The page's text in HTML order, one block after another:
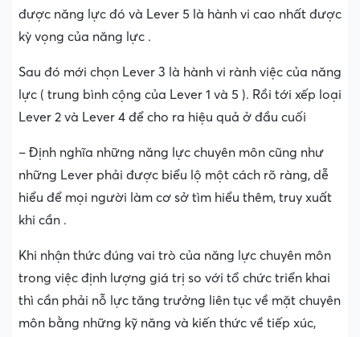
được năng lực đó và Lever 5 là hành vi cao nhất được
kỳ vọng của năng lực .
Sau đó mới chọn Lever 3 là hành vi rành việc của năng
lực ( trung bình cộng của Lever 1 và 5 ). Rồi tới xếp loại
Lever 2 và Lever 4 để cho ra hiệu quả ở đầu cuối
– Định nghĩa những năng lực chuyên môn cũng như
những Lever phải được biểu lộ một cách rõ ràng, dễ
hiểu để mọi người làm cơ sở tìm hiểu thêm, truy xuất
khi cần .
Khi nhận thức đúng vai trò của năng lực chuyên môn
trong việc định lượng giá trị so với tổ chức triển khai
thì cần phải nỗ lực tăng trưởng liên tục về mặt chuyên
môn bằng những kỹ năng và kiến thức về tiếp xúc,